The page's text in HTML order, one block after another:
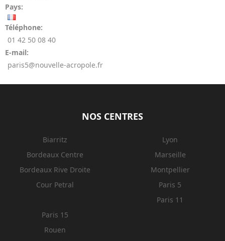
Pays:
Téléphone:
01 42 50 08 40
E-mail:
paris5@nouvelle-acropole.fr
NOS CENTRES
Biarritz
Bordeaux Centre
Bordeaux Rive Droite
Cour Petral
Lyon
Marseille
Montpellier
Paris 5
Paris 11
Paris 15
Rouen